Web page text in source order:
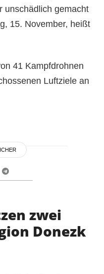
unschädlich gemacht
15. November, heißt
41 Kampfdrohnen
Luftziele an
zwei
Donezk